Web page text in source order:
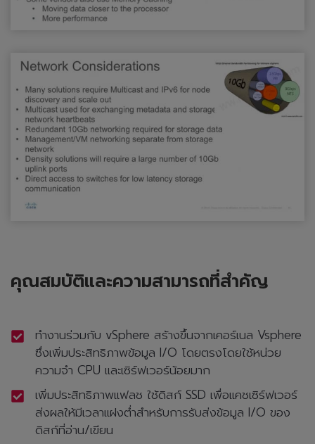
คุณสมบัติและความสามารถที่สำคัญ
ทำงานร่วมกับ vSphere สร้างขึ้นจากเคอร์เนล Vsphere
ซึ่งเพิ่มประสิทธิภาพข้อมูล I/O โดยตรงโดยใช้หน่วย
ความจำ CPU และเซิร์ฟเวอร์น้อยมาก
เพิ่มประสิทธิภาพแฟลช ใช้ดิสก์ SSD เพื่อแคชเซิร์ฟเวอร์
ส่งผลให้มีเวลาแฝงต่ำสำหรับการรับส่งข้อมูล I/O ของ
ดิสก์ที่อ่าน/เขียน